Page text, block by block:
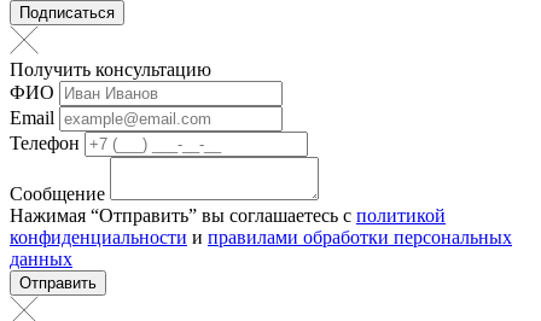
Подписаться
Получить консультацию
ФИО
Email
Телефон
Сообщение
Нажимая “Отправить” вы соглашаетесь с политикой
конфиденциальности и правилами обработки персональных
данных
Отправить